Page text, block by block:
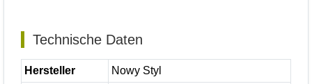
Technische Daten
Hersteller
Nowy Styl